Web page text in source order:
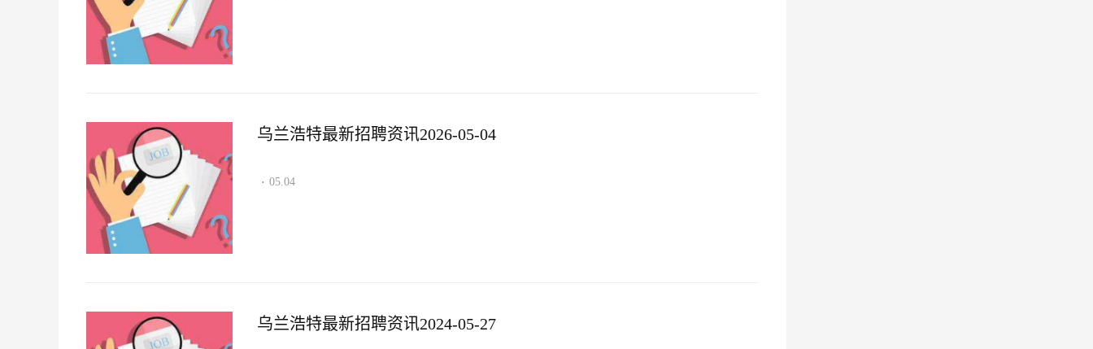
乌兰浩特最新招聘资讯2026-05-04
· 05.04
乌兰浩特最新招聘资讯2024-05-27